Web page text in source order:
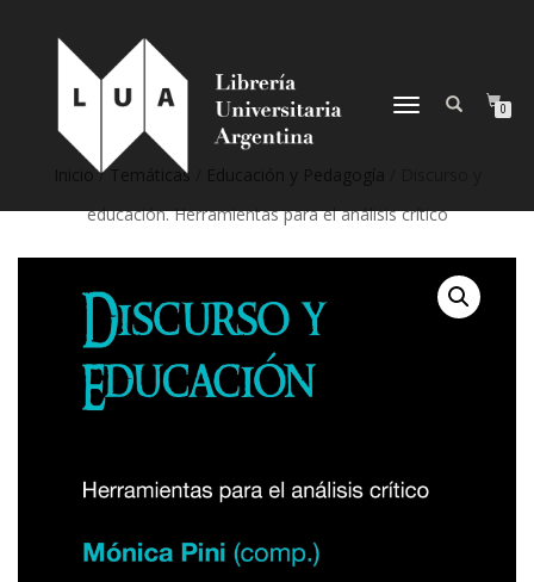
NAVEGACIÓN
0
Inicio/Temáticas
educación. Herramientas para el análisis crítico